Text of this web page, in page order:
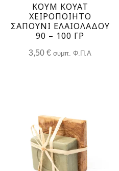
ΚΟΥΜ ΚΟΥΑΤ
ΧΕΙΡΟΠΟΙΗΤΟ
ΣΑΠΟΥΝΙ ΕΛΑΙΟΛΑΔΟΥ
90 – 100 ΓΡ
3,50€ συμπ. Φ.Π.Α